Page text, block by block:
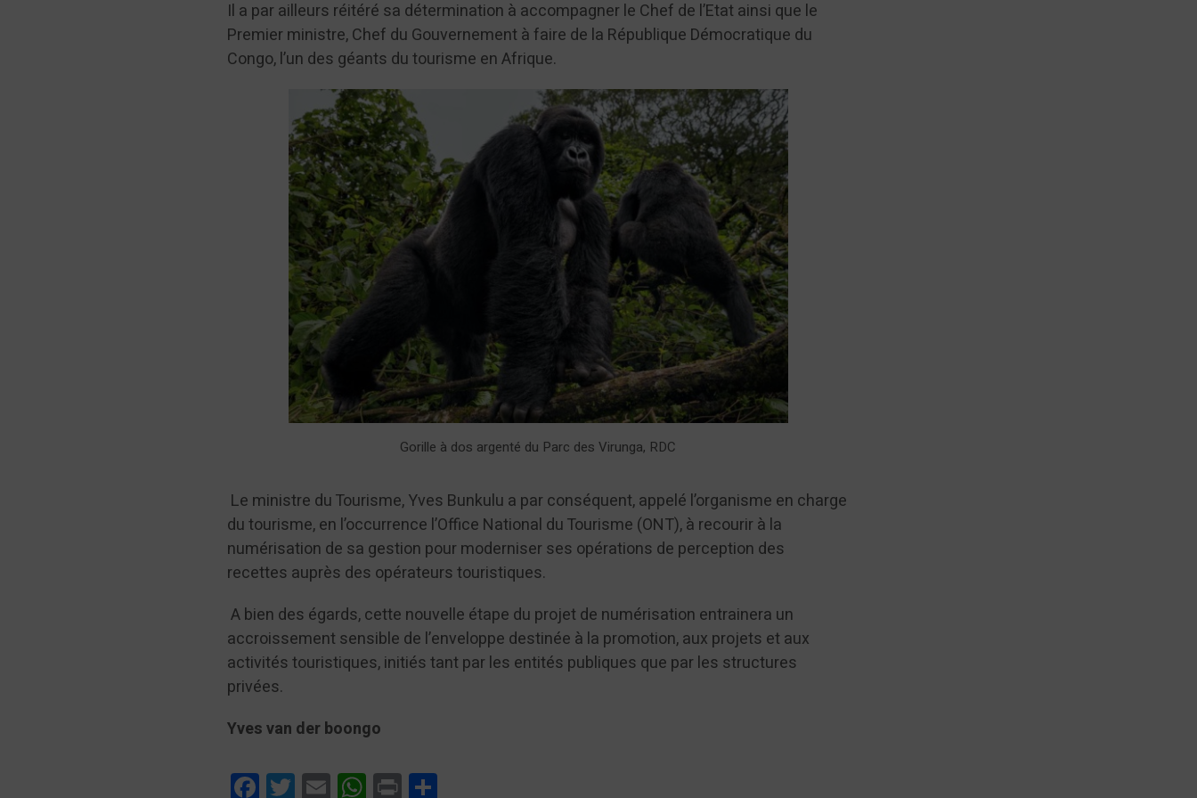
Il a par ailleurs réitéré sa détermination à accompagner le Chef de l’Etat ainsi que le
Premier ministre, Chef du Gouvernement à faire de la République Démocratique du
Congo, l’un des géants du tourisme en Afrique.
Gorille à dos argenté du Parc des Virunga, RDC
Le ministre du Tourisme, Yves Bunkulu a par conséquent, appelé l’organisme en charge
du tourisme, en l’occurrence l’Office National du Tourisme (ONT), à recourir à la
numérisation de sa gestion pour moderniser ses opérations de perception des
recettes auprès des opérateurs touristiques.
A bien des égards, cette nouvelle étape du projet de numérisation entrainera un
accroissement sensible de l’enveloppe destinée à la promotion, aux projets et aux
activités touristiques, initiés tant par les entités publiques que par les structures
privées.
Yves van der boongo
FacebookTwitterEmail WhatsApp
Print